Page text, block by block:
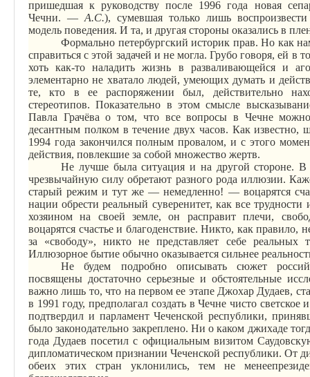
пришедшая к руководству после 1996 года новая
Чечни. — А.С.), сумевшая только лишь
модель поведения. И та, и другая стороны оказались в
Формально петербургский историк прав. Но как
справиться с этой задачей и не могла. Грубо говоря, ей
хоть как-то наладить жизнь в разваливающейся и
элементарно не хватало людей, умеющих думать и
те, кто в ее распоряжении был, действительно
стереотипов. Показательно в этом смысле
Павла Грачёва о том, что все вопросы в Чечне
десантным полком в течение двух часов. Как
1994 года закончился полным провалом, и с этого
действия, повлекшие за собой множество жертв.
Не лучше была ситуация и на другой стороне. В
чрезвычайную силу обретают разного рода иллюзии.
старый режим и тут же — немедленно! — воцарятся
нации обрести реальный суверенитет, как все
хозяином на своей земле, он расправит плечи,
воцарятся счастье и благоденствие. Никто, как правило,
за «свободу», никто не представляет себе реальных
Иллюзорное бытие обычно оказывается сильнее
Не будем подробно описывать сюжет
посвящены достаточно серьезные и обстоятельные
важно лишь то, что на первом ее этапе Джохар Дудаев,
в 1991 году, предполагал создать в Чечне чисто
подтвердил и парламент Чеченской республики,
было законодательно закреплено. Ни о каком джихаде
года Дудаев посетил с официальным визитом
дипломатическом признании Чеченской республики. От
обеих этих стран уклонились, тем не менее